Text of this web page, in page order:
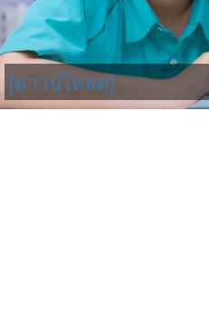
[ดาวน์โหลด]